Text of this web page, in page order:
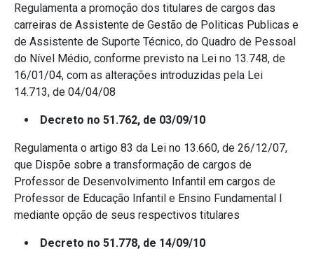
Regulamenta a promoção dos titulares de cargos das
carreiras de Assistente de Gestão de Politicas Publicas e
de Assistente de Suporte Técnico, do Quadro de Pessoal
do Nível Médio, conforme previsto na Lei no 13.748, de
16/01/04, com as alterações introduzidas pela Lei
14.713, de 04/04/08
Decreto no 51.762, de 03/09/10
Regulamenta o artigo 83 da Lei no 13.660, de 26/12/07,
que Dispõe sobre a transformação de cargos de
Professor de Desenvolvimento Infantil em cargos de
Professor de Educação Infantil e Ensino Fundamental I
mediante opção de seus respectivos titulares
Decreto no 51.778, de 14/09/10